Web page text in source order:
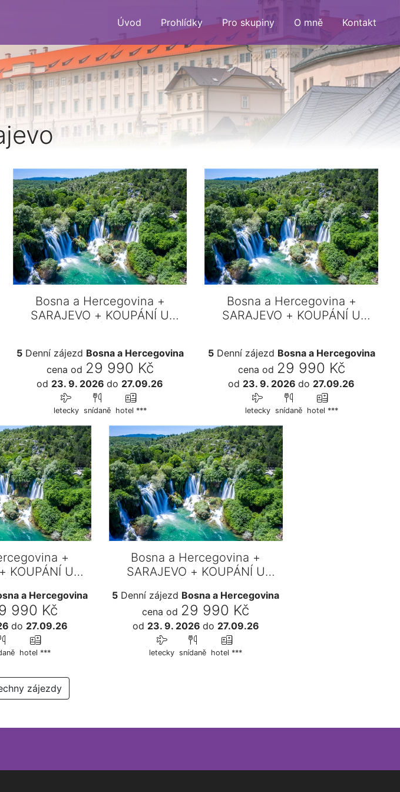
Úvod Prohlídky Pro skupiny O mně Kontakt
Bosna a Hercegovina +
SARAJEVO + KOUPÁNÍ U
5Denní zájezd Bosna a Hercegovina
cena od 29 990 Kč
od 23. 9. 2026 do 27.09.26
letecky snídaně hotel ***
Bosna a Hercegovina +
SARAJEVO + KOUPÁNÍ U
5Denní zájezd Bosna a Hercegovina
cena od 29 990 Kč
od 23. 9. 2026 do 27.09.26
letecky snídaně hotel ***
+
KOUPÁNÍ U
a Hercegovina
990 Kč
do 27.09.26
hotel ***
Bosna a Hercegovina +
SARAJEVO + KOUPÁNÍ U
5 Denní zájezd Bosna a Hercegovina
cena od 29 990 Kč
od 23. 9. 2026 do 27.09.26
letecky snídaně hotel ***
zájezdy